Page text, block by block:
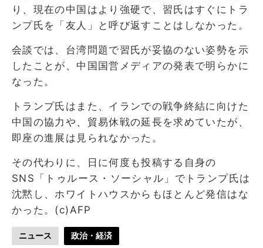
り、現在の中国はより強硬で、習氏はすぐにトラ
ンプ氏を「友人」と呼び返すことはしなかった。
会談では、台湾問題で習氏が妥協のない姿勢を示
したことが、中国国営メディアの発表で明らかに
なった。
トランプ氏はまた、イランでの戦争終結に向けた
中国の協力や、貿易休戦の延長を求めていたが、
即座の進展は見られなかった。
その代わりに、日に何度も投稿する自身の
SNS「トゥルース・ソーシャル」でトランプ氏は
沈黙し、ホワイトハウスからもほとんど発信はな
かった。(c)AFP
ニュース 政治・経済